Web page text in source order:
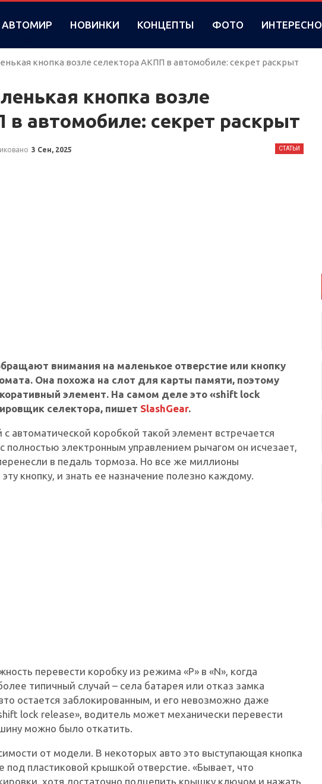
АВТОМИР НОВИНКИ КОНЦЕПТЫ ФОТО ИНТЕРЕСНО
кнопка возле селектора АКПП в автомобиле: секрет раскрыт
кнопка возле
автомобиле: секрет раскрыт
СТАТЬИ
3 Сен, 2025
внимания на маленькое отверстие или кнопку
Она похожа на слот для карты памяти, поэтому
элемент. На самом деле это «shift lock
селектора, пишет SlashGear.
автоматической коробкой такой элемент встречается
полностью электронным управлением рычагом он исчезает,
в педаль тормоза. Но все же миллионы
кнопку, и знать ее назначение полезно каждому.
перевести коробку из режима «P» в «N», когда
типичный случай – села батарея или отказ замка
остается заблокированным, и его невозможно даже
lock release», водитель может механически перевести
можно было откатить.
от модели. В некоторых авто это выступающая кнопка
под пластиковой крышкой отверстие. «Бывает, что
хотя достаточно подцепить крышку ключом и нажать